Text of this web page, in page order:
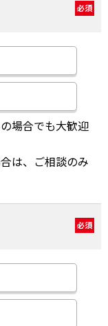
必須
場合でも大歓迎
は、ご相談のみ
必須